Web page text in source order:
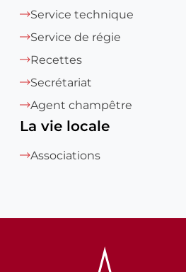
Service technique
Service de régie
Recettes
Secrétariat
Agent champêtre
La vie locale
Associations